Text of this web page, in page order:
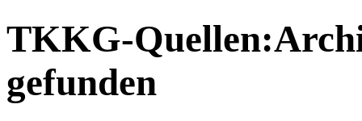
TKKG-
gefunden